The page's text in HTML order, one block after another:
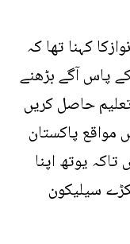
کہنا تھا کہ
پاس آگے بڑھنے
حاصل کریں
مواقع پاکستان
یوتھ اپنا
سیلیکون